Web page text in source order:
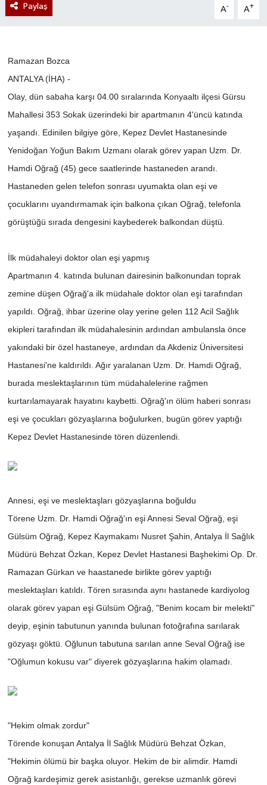
Paylaş A- A+
Ramazan Bozca
ANTALYA (İHA) -
Olay, dün sabaha karşı 04.00 sıralarında Konyaaltı ilçesi Gürsu
Mahallesi 353 Sokak üzerindeki bir apartmanın 4'üncü katında
yaşandı. Edinilen bilgiye göre, Kepez Devlet Hastanesinde
Yenidoğan Yoğun Bakım Uzmanı olarak görev yapan Uzm. Dr.
Hamdi Oğrağ (45) gece saatlerinde hastaneden arandı.
Hastaneden gelen telefon sonrası uyumakta olan eşi ve
çocuklarını uyandırmamak için balkona çıkan Oğrağ, telefonla
görüştüğü sırada dengesini kaybederek balkondan düştü.
İlk müdahaleyi doktor olan eşi yapmış
Apartmanın 4. katında bulunan dairesinin balkonundan toprak
zemine düşen Oğrağ'a ilk müdahale doktor olan eşi tarafından
yapıldı. Oğrağ, ihbar üzerine olay yerine gelen 112 Acil Sağlık
ekipleri tarafından ilk müdahalesinin ardından ambulansla önce
yakındaki bir özel hastaneye, ardından da Akdeniz Üniversitesi
Hastanesi'ne kaldırıldı. Ağır yaralanan Uzm. Dr. Hamdi Oğrağ,
burada meslektaşlarının tüm müdahalelerine rağmen
kurtarılamayarak hayatını kaybetti. Oğrağ'ın ölüm haberi sonrası
eşi ve çocukları gözyaşlarına boğulurken, bugün görev yaptığı
Kepez Devlet Hastanesinde tören düzenlendi.
Annesi, eşi ve meslektaşları gözyaşlarına boğuldu
Törene Uzm. Dr. Hamdi Oğrağ'ın eşi Annesi Seval Oğrağ, eşi
Gülsüm Oğrağ, Kepez Kaymakamı Nusret Şahin, Antalya İl Sağlık
Müdürü Behzat Özkan, Kepez Devlet Hastanesi Başhekimi Op. Dr.
Ramazan Gürkan ve haastanede birlikte görev yaptığı
meslektaşları katıldı. Tören sırasında aynı hastanede kardiyolog
olarak görev yapan eşi Gülsüm Oğrağ, "Benim kocam bir melekti"
deyip, eşinin tabutunun yanında bulunan fotoğrafına sarılarak
gözyaşı göktü. Oğlunun tabutuna sarılan anne Seval Oğrağ ise
"Oğlumun kokusu var" diyerek gözyaşlarına hakim olamadı.
"Hekim olmak zordur"
Törende konuşan Antalya İl Sağlık Müdürü Behzat Özkan,
"Hekimin ölümü bir başka oluyor. Hekim de bir alimdir. Hamdi
Oğrağ kardeşimiz gerek asistanlığı, gerekse uzmanlık görevi